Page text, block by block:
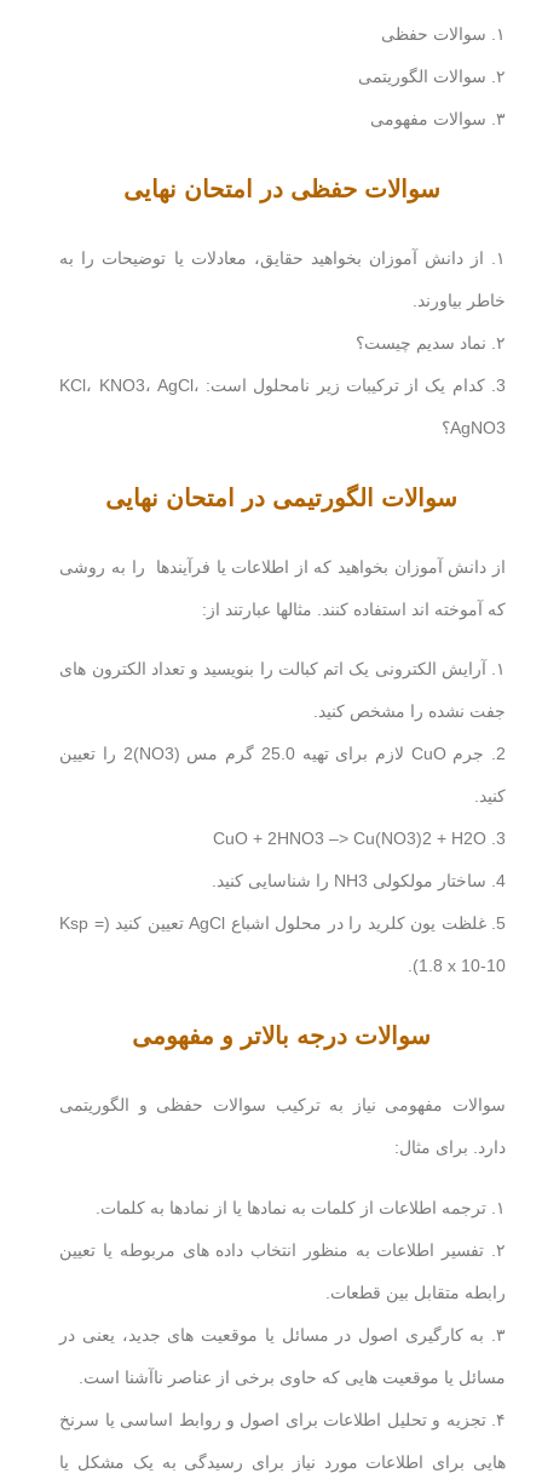
۱. سوالات حفظی
۲. سوالات الگوریتمی
۳. سوالات مفهومی
سوالات حفظی در امتحان نهایی
۱. از دانش آموزان بخواهید حقایق، معادلات یا توضیحات را به
خاطر بیاورند.
۲. نماد سدیم چیست؟
3. کدام یک از ترکیبات زیر نامحلول است: KCl، KNO3، AgCl،
AgNO3؟
سوالات الگورتیمی در امتحان نهایی
از دانش آموزان بخواهید که از اطلاعات یا فرآیندها را به روشی
که آموخته اند استفاده کنند. مثالها عبارتند از:
۱. آرایش الکترونی یک اتم کبالت را بنویسید و تعداد الکترون های
جفت نشده را مشخص کنید.
2. جرم CuO لازم برای تهیه 25.0 گرم مس (NO3)2 را تعیین
کنید.
3. CuO + 2HNO3 –> Cu(NO3)2 + H2O
4. ساختار مولکولی NH3 را شناسایی کنید.
5. غلظت یون کلرید را در محلول اشباع AgCl تعیین کنید (Ksp =
1.8 x 10-10).
سوالات درجه بالاتر و مفهومی
سوالات مفهومی نیاز به ترکیب سوالات حفظی و الگوریتمی
دارد. برای مثال:
۱. ترجمه اطلاعات از کلمات به نمادها یا از نمادها به کلمات.
۲. تفسیر اطلاعات به منظور انتخاب داده های مربوطه یا تعیین
رابطه متقابل بین قطعات.
۳. به کارگیری اصول در مسائل یا موقعیت های جدید، یعنی در
مسائل یا موقعیت هایی که حاوی برخی از عناصر ناآشنا است.
۴. تجزیه و تحلیل اطلاعات برای اصول و روابط اساسی یا سرنخ
هایی برای اطلاعات مورد نیاز برای رسیدگی به یک مشکل یا